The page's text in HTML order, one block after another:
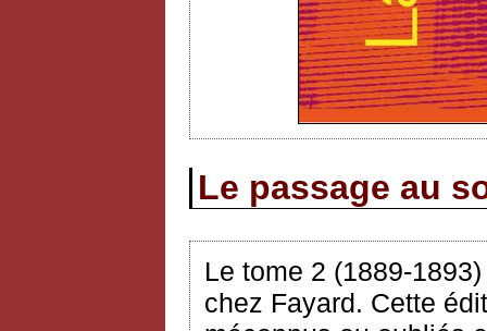
Le passage au
Le tome 2 (1889-
chez Fayard. Cette